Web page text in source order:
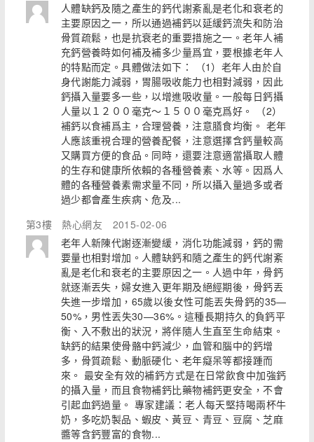
人體缺鈣及隨之產生的鈣代謝紊亂是老化和衰老的
主要原因之一，所以通過補鈣以延緩鈣流失和防治
骨質疏鬆，也是抗衰老的重要措施之一。老年人補
充鈣營養時如何補及補多少量爲宜，要根據老年人
的特點而定。具體做法如下： （1）老年人由於自
身代謝能力減弱，胃腸吸收能力也相對減弱，因此
鈣攝入量要多一些，以增進吸收量。一般每日鈣攝
人量以１２００毫克～１５００毫克爲好。 （2）
補鈣以食補爲主，合理營養，注意膳食均衡。 老年
人應該重視合理的營養配餐，注意選擇含鈣量較高
又購買方便的食品。同時，還要注意適當攝取人體
的生存和健康所依賴的各種營養素、水等。因爲人
體的各種營養素需求量不同，所以攝入量過多或者
過少都會產生疾病、危及...
第3樓
熱心網友
2015-02-06
老年人新陳代謝逐漸變緩，消化功能減弱，鈣的需
要量也相對增加。人體缺鈣和隨之產生的鈣代謝紊
亂是老化和衰老的主要原因之一。人過中年，骨鈣
就逐漸丟失，婦女進入更年期及絕經期後，骨鈣丟
失進一步增加，65歲以後女性可能丟失骨鈣的35—
50%，男性丟失30—36%。這種長期持久的負鈣平
衡、入不敷出的狀況，將伴隨人生直至生命結束。
缺鈣的結果使骨骼中鈣減少，血管和腦中的鈣增
多，骨質疏鬆、動脈硬化、老年癡呆等都接踵而
來。 最安全有效的補鈣方式是在日常飲食中加強鈣
的攝入量，而且食物補鈣比藥物補鈣更安全，不會
引起血鈣過量。 專家建議：老人每天堅持喝兩杯牛
奶，多吃奶製品、蝦皮、黃豆、青豆、豆腐、芝麻
醬等含鈣豐富的食物...